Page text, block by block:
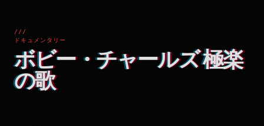
///
ドキュメンタリー
ボビー・チャールズ 極楽
の歌